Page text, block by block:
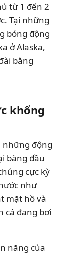
từ 1 đến 2
Tại những
bóng động
ở Alaska,
bằng
khổng
những động
bàng đầu
cực kỳ
như
mặt hồ và
cá đang bơi
năng của